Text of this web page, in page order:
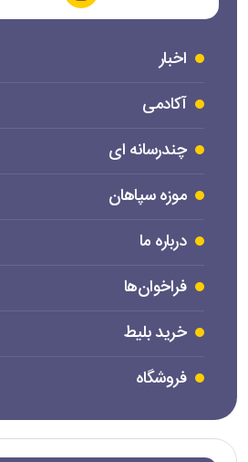
اخبار
آکادمی
چندرسانه ای
موزه سپاهان
درباره ما
فراخوان‌ها
خرید بلیط
فروشگاه